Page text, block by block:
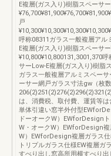
E複層(ガス入り)樹脂スペーサー
戸
呼称08311ガラス一般複層アル
E複層(ガス入り)樹脂スペーサ
¥10,800¥10,800131,3001,370
サーLow-E複層(ガス入り)樹脂
ガラス一般複層アルミスペー
ーサー網戸ガラス寸法gw（枚数
は、消費税、取付費、運賃等は
単体引違い窓半外付型
ドーオークW）EWforDesign
W・オークW）EWforDesign
W）EWforDesign複層ガラス
トリプルガラス仕様EW複層ガ
すべり出し窓高所用横すべり